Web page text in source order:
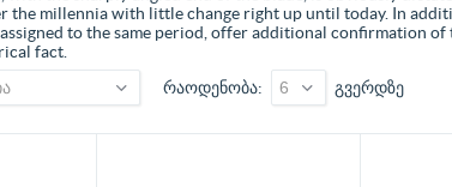
the millennia with little change right up until today. In
to the same period, offer additional confirmation
fact.
რაოდენობა გვერდზე